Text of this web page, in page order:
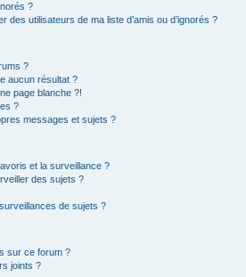
?
des utilisateurs de ma liste d’amis ou d’ignorés ?
?
aucun résultat ?
page blanche ?!
?
messages et sujets ?
et la surveillance ?
des sujets ?
de sujets ?
sur ce forum ?
joints ?